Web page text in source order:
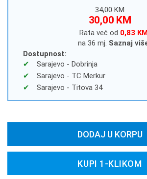
34,00 KM
30,00 KM
Rata već od 0,83
na 36 mj. Saznaj
Dostupnost:
Sarajevo - Dobrinja
Sarajevo - TC Merkur
Sarajevo - Titova 34
DODAJ U KORPU
KUPI 1-KLIKOM